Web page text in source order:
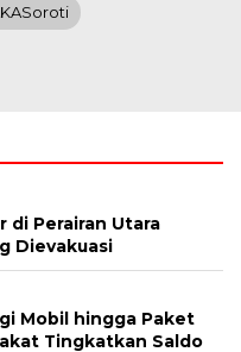
di Perairan Utara
Dievakuasi
Mobil hingga Paket
Tingkatkan Saldo